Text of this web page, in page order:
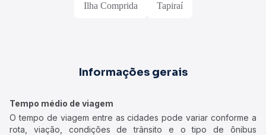
Ilha Comprida Tapiraí
Informações gerais
Tempo médio de viagem
O tempo de viagem entre as cidades pode variar conforme a
rota, viação, condições de trânsito e o tipo de ônibus